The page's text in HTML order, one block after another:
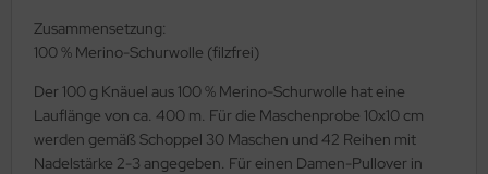
Zusammensetzung:
100 % Merino-Schurwolle (filzfrei)
Der 100 g Knäuel aus 100 % Merino-Schurwolle hat eine
Lauflänge von ca. 400 m. Für die Maschenprobe 10x10 cm
werden gemäß Schoppel 30 Maschen und 42 Reihen mit
Nadelstärke 2-3 angegeben. Für einen Damen-Pullover in